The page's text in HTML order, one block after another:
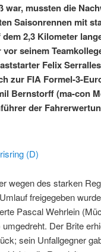
war, mussten die
Saisonrennen mit
2,3 Kilometer
seinem
Felix
zur FIA Formel-3-
Bernstorff (ma-con
der
wegen des starken
freigegeben
Pascal Wehrlein
Der Brite
sein Unfallgegner